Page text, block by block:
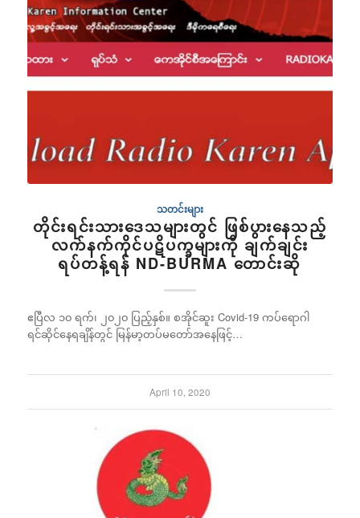
သတင်းများ
တိုင်းရင်းသားဒေသများတွင် ဖြစ်ပွားနေသည့်
လက်နက်ကိုင်ပဋိပက္ခများကို ချက်ချင်း
ရပ်တန့်ရန် ND-BURMA တောင်းဆို
ဧပြီလ ၁၀ ရက်၊ ၂၀၂၀ ပြည့်နှစ်။ စအိုင်ဆူး Covid-19 ကပ်ရောဂါ
ရင်ဆိုင်နေရချိန်တွင် မြန်မာ့တပ်မတော်အနေဖြင့်…
April 10, 2020